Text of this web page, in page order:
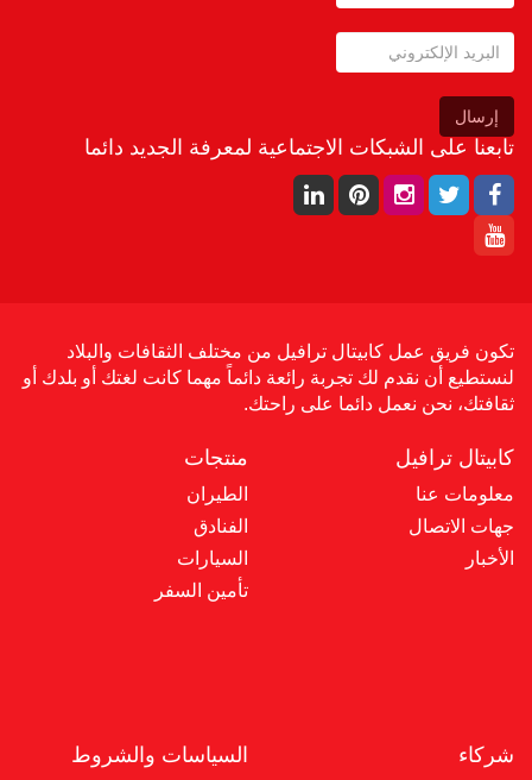
إرسال
تابعنا على الشبكات الاجتماعية لمعرفة الجديد دائما
تكون فريق عمل كابيتال ترافيل من مختلف الثقافات والبلاد
لنستطيع أن نقدم لك تجربة رائعة دائماً مهما كانت لغتك أو بلدك أو
ثقافتك، نحن نعمل دائما على راحتك.
كابيتال ترافيل
معلومات عنا
جهات الاتصال
الأخبار
منتجات
الطيران
الفنادق
السيارات
تأمين السفر
شركاء السياسات والشروط